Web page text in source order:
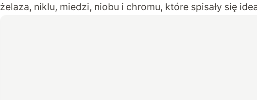
żelaza, niklu, miedzi, niobu i chromu, które spisały się